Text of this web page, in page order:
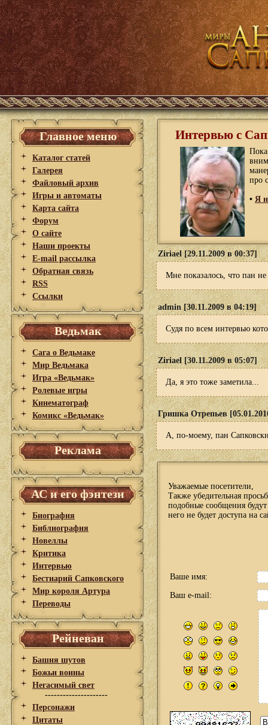
Главное меню
Каталог статей
Галерея
Файловый архив
Игры и автоматы
Карта сайта
Форум
О сайте
Наши проекты
E-mail рассылка
Обратная связь
RSS
Ссылки
Ведьмак
Сага о Ведьмаке
Мир Ведьмака
Игра «Ведьмак»
Ролевые игры
Кинематограф
Комикс «Ведьмак»
Реклама
АС и его фэнтези
Биография
Библиография
Новеллы
Критика
Интервью
Бестиарий Сапковского
Мир короля Артура
Переводы
Рейневан
Башня шутов
Божьи воины
Негасимый свет
---------------------
Персонажи
Цитаты
Интервью с
про
• Я
Ziriael [29.11.2009 в 00:37]
Мне показалось, что пан
admin [30.11.2009 в 04:19]
Судя по всем интервью
Ziriael [30.11.2009 в 05:07]
Да, я это тоже заметила...
Гришка Отрепьев
А, по-моему, пан
Уважаемые посетители,
Также убедительная
подобные сообщения
него не будет доступа на
Ваше имя:
Ваш e-mail: